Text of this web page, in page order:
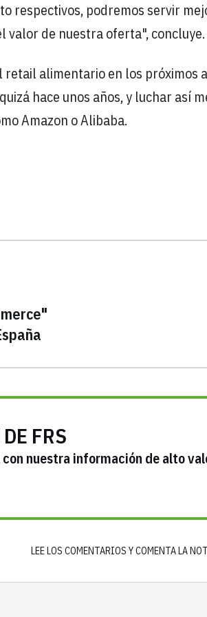
respectivos, podremos servir
valor de nuestra oferta", concluye.
retail alimentario en los próximos
hace unos años, y luchar así
Amazon o Alibaba.
FRS
nuestra información de alto
LEE LOS COMENTARIOS Y COMENTA LA